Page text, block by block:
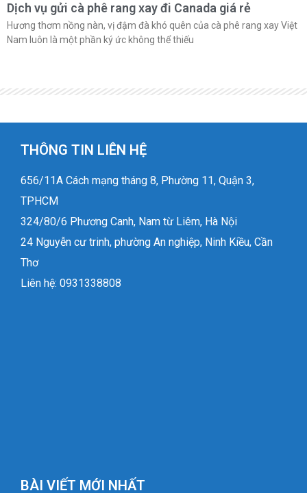
Dịch vụ gửi cà phê rang xay đi Canada giá rẻ
Hương thơm nồng nàn, vị đậm đà khó quên của cà phê rang xay Việt
Nam luôn là một phần ký ức không thể thiếu
THÔNG TIN LIÊN HỆ
656/11A Cách mạng tháng 8, Phường 11, Quận 3,
TPHCM
324/80/6 Phương Canh, Nam từ Liêm, Hà Nội
24 Nguyễn cư trinh, phường An nghiệp, Ninh Kiều, Cần
Thơ
Liên hệ: 0931338808
BÀI VIẾT MỚI NHẤT